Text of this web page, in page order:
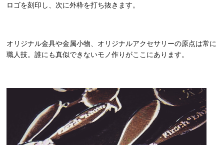
ロゴを刻印し、次に外枠を打ち抜きます。
オリジナル金具や金属小物、オリジナルアクセサリーの原点は常に
職人技。誰にも真似できないモノ作りがここにあります。